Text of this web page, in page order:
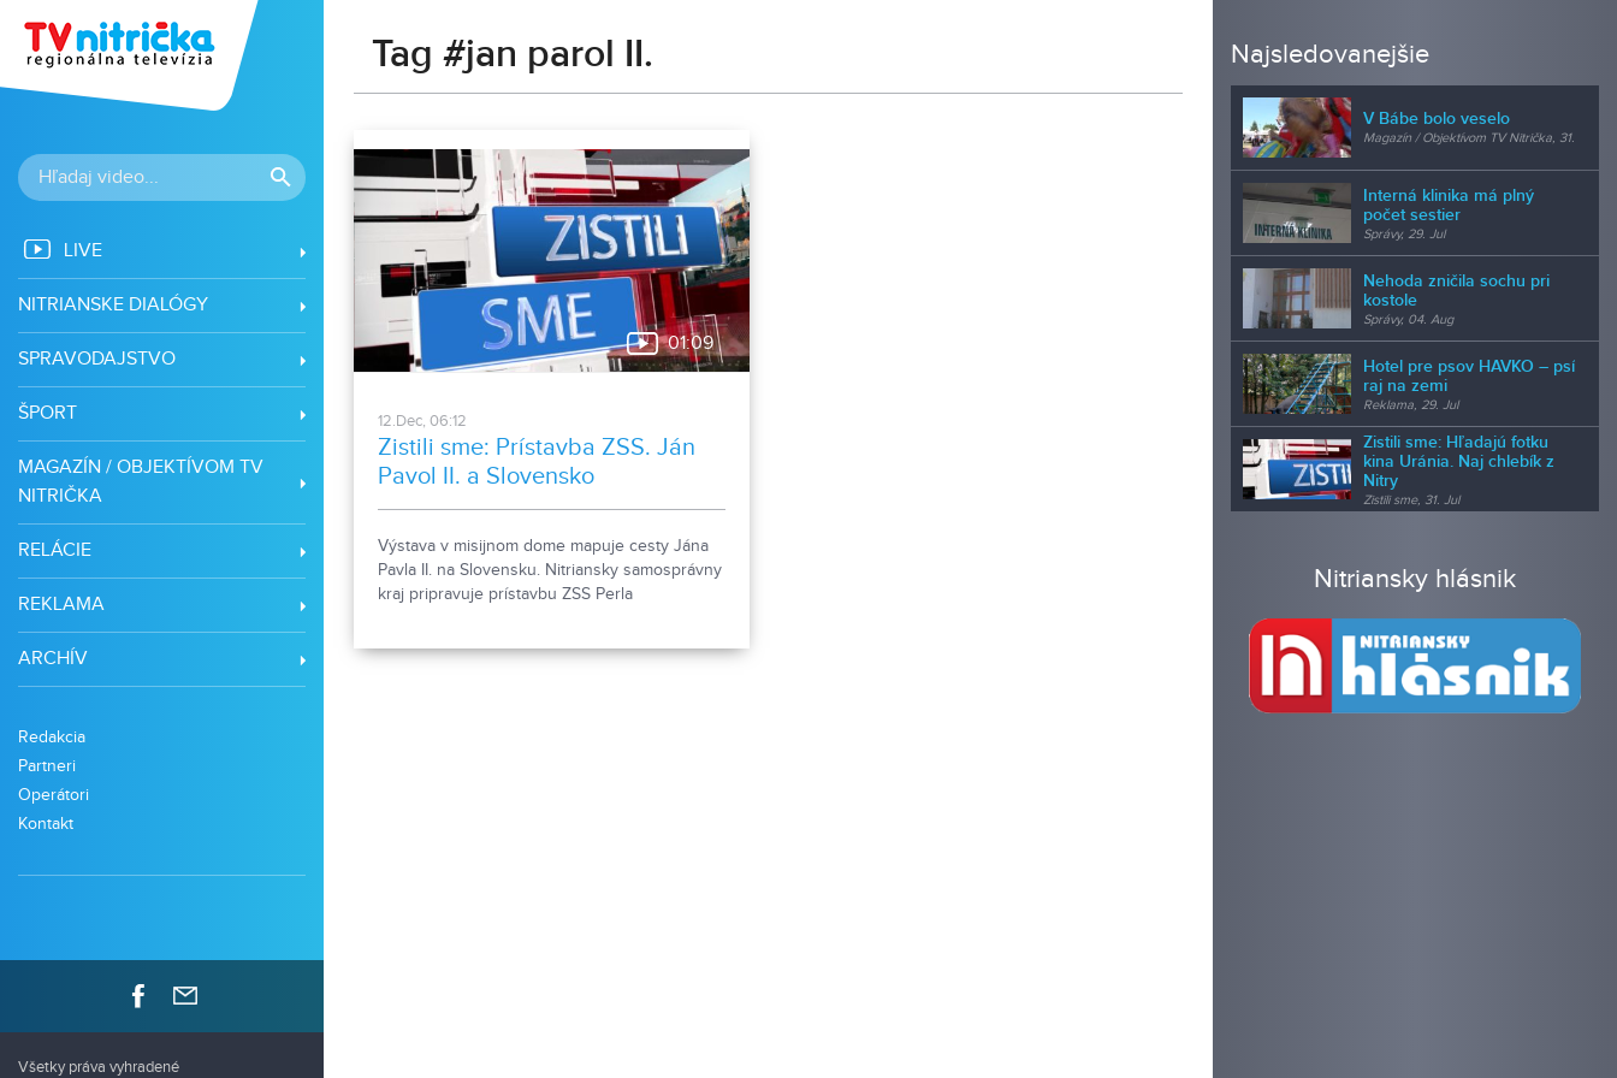
LIVE
NITRIANSKE DIALÓGY
SPRAVODAJSTVO
ŠPORT
MAGAZÍN / OBJEKTÍVOM TV
NITRIČKA
RELÁCIE
REKLAMA
ARCHÍV
Redakcia
Partneri
Operátori
Kontakt
Všetky práva vyhradené
Tag #jan parol II.
01:09
12.Dec, 06:12
Zistili sme: Prístavba ZSS. Ján
Pavol II. a Slovensko
Výstava v misijnom dome mapuje cesty Jána
Pavla II. na Slovensku. Nitriansky samosprávny
kraj pripravuje prístavbu ZSS Perla
Najsledovanejšie
V Bábe bolo veselo
Magazín / Objektívom TV Nitrička, 31.
Interná klinika má plný
počet sestier
Správy, 29. Jul
Nehoda zničila sochu pri
kostole
Správy, 04. Aug
Hotel pre psov HAVKO – psí
raj na zemi
Reklama, 29. Jul
Zistili sme: Hľadajú fotku
kina Uránia. Naj chlebík z
Nitry
Zistili sme, 31. Jul
Nitriansky hlásnik